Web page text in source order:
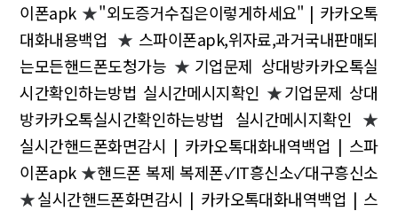
이폰apk★"외도증거수집은이렇게하세요" | 카카오톡
대화내용백업 ★ 스파이폰apk,위자료,과거국내판매되
는모든핸드폰도청가능 ★ 기업문제 상대방카카오톡실
시간확인하는방법 실시간메시지확인 ★기업문제 상대
방카카오톡실시간확인하는방법 실시간메시지확인 ★
실시간핸드폰화면감시 | 카카오톡대화내역백업 | 스파
이폰apk★핸드폰 복제 복제폰✓IT흥신소✓대구흥신소
★실시간핸드폰화면감시 | 카카오톡대화내역백업 | 스